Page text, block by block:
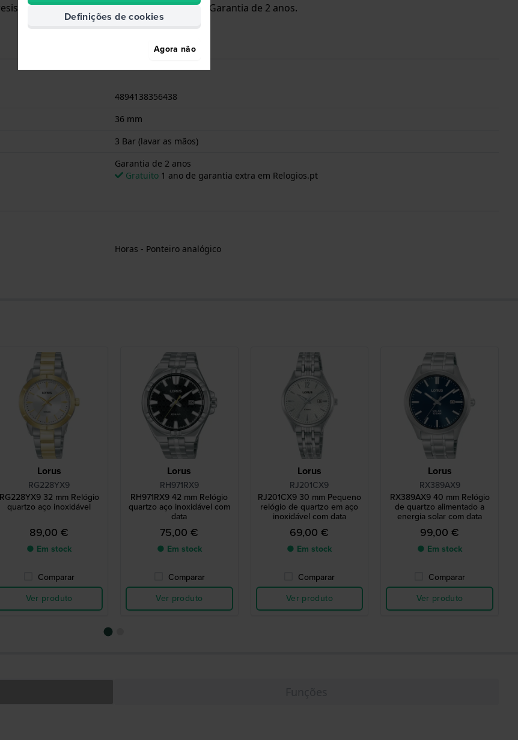
aos salpicos de água. O relógio tem Garantia de 2 anos.
4894138356438
36 mm
3 Bar (lavar as mãos)
Garantia de 2 anos
Gratuito 1 ano de garantia extra em Relogios.pt
Horas - Ponteiro analógico
Lorus
RG228YX9
RG228YX9 32 mm Relógio
quartzo aço inoxidável
89,00 €
● Em stock
Comparar
Ver produto
Lorus
RH971RX9
RH971RX9 42 mm Relógio
quartzo aço inoxidável com
data
75,00 €
● Em stock
Comparar
Ver produto
Lorus
RJ201CX9
RJ201CX9 30 mm Pequeno
relógio de quartzo em aço
inoxidável com data
69,00 €
● Em stock
Comparar
Ver produto
Lorus
RX389AX9
RX389AX9 40 mm Relógio
de quartzo alimentado a
energia solar com data
99,00 €
● Em stock
Comparar
Ver produto
Definições de cookies
Agora não